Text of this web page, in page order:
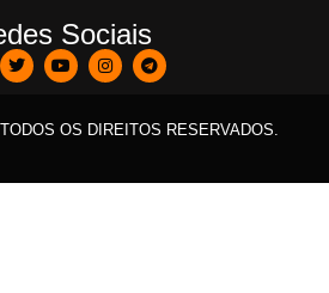
Sociais
OS DIREITOS RESERVADOS.